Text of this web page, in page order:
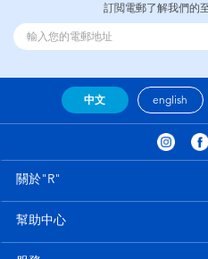
訂閲電郵了解我們的
中文 english
關於"R"
幫助中心